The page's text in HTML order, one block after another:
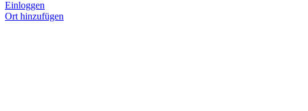
Einloggen
Ort hinzufügen